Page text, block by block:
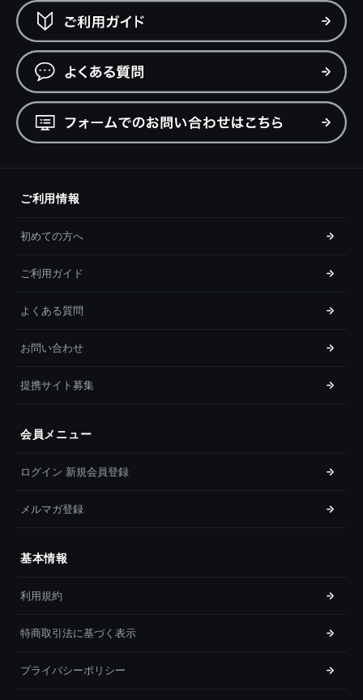
ご利用情報
初めての方へ
ご利用ガイド
よくある質問
お問い合わせ
提携サイト募集
会員メニュー
ログイン 新規会員登録
メルマガ登録
基本情報
利用規約
特商取引法に基づく表示
プライバシーポリシー